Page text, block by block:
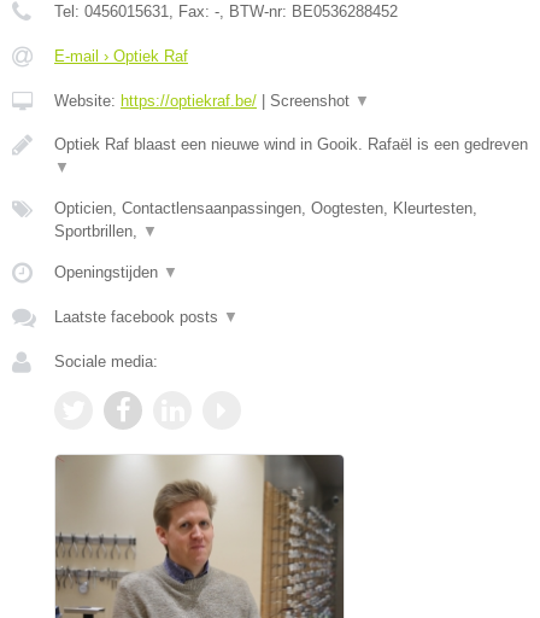
Tel: 0456015631, Fax: -, BTW-nr: BE0536288452
E-mail › Optiek Raf
Website: https://optiekraf.be/ Screenshot ▼
Optiek Raf blaast een nieuwe wind in Gooik. Rafaël is een gedreven
▼
Opticien, Contactlensaanpassingen, Oogtesten, Kleurtesten,
Sportbrillen, ▼
Openingstijden ▼
Laatste facebook posts ▼
Sociale media: